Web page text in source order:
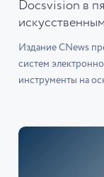
Docsvision в
Издание CNews
систем
инструменты на